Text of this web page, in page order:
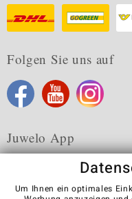
Folgen Sie uns auf
Juwelo App
Um Ihnen ein optimales